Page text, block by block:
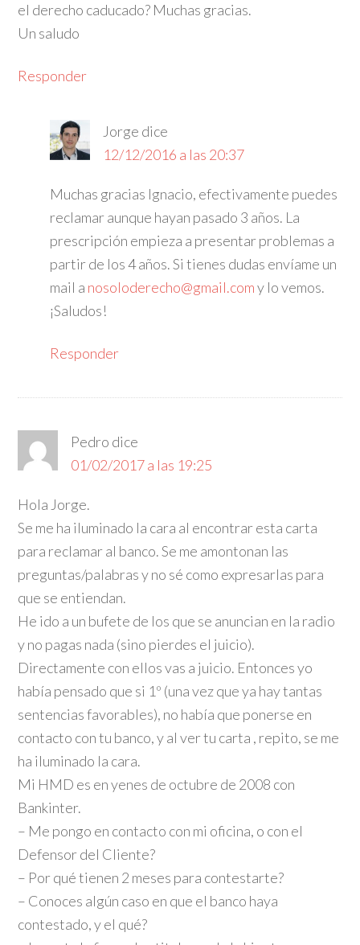
el derecho caducado? Muchas gracias.
Un saludo
Responder
Jorge dice
12/12/2016 a las 20:37
Muchas gracias Ignacio, efectivamente puedes
reclamar aunque hayan pasado 3 años. La
prescripción empieza a presentar problemas a
partir de los 4 años. Si tienes dudas envíame un
mail a nosoloderecho@gmail.comy lo vemos.
¡Saludos!
Responder
Pedro dice
01/02/2017 a las 19:25
Hola Jorge.
Se me ha iluminado la cara al encontrar esta carta
para reclamar al banco. Se me amontonan las
preguntas/palabras y no sé como expresarlas para
que se entiendan.
He ido a un bufete de los que se anuncian en la radio
y no pagas nada (sino pierdes el juicio).
Directamente con ellos vas a juicio. Entonces yo
había pensado que si 1º (una vez que ya hay tantas
sentencias favorables), no había que ponerse en
contacto con tu banco, y al ver tu carta , repito, se me
ha iluminado la cara.
Mi HMD es en yenes de octubre de 2008 con
Bankinter.
– Me pongo en contacto con mi oficina, o con el
Defensor del Cliente?
– Por qué tienen 2 meses para contestarte?
– Conoces algún caso en que el banco haya
contestado, y el qué?